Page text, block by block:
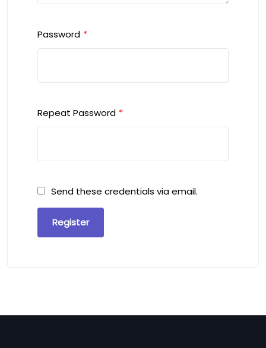
Password *
Repeat Password *
Send these credentials via email.